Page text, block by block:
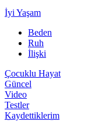
İyi Yaşam
Beden
Ruh
İlişki
Çocuklu Hayat
Güncel
Video
Testler
Kaydettiklerim